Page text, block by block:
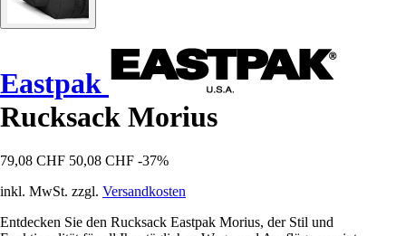
Eastpak
Rucksack Morius
79,08 CHF 50,08 CHF -37%
inkl. MwSt. zzgl. Versandkosten
Entdecken Sie den Rucksack Eastpak Morius, der Stil und